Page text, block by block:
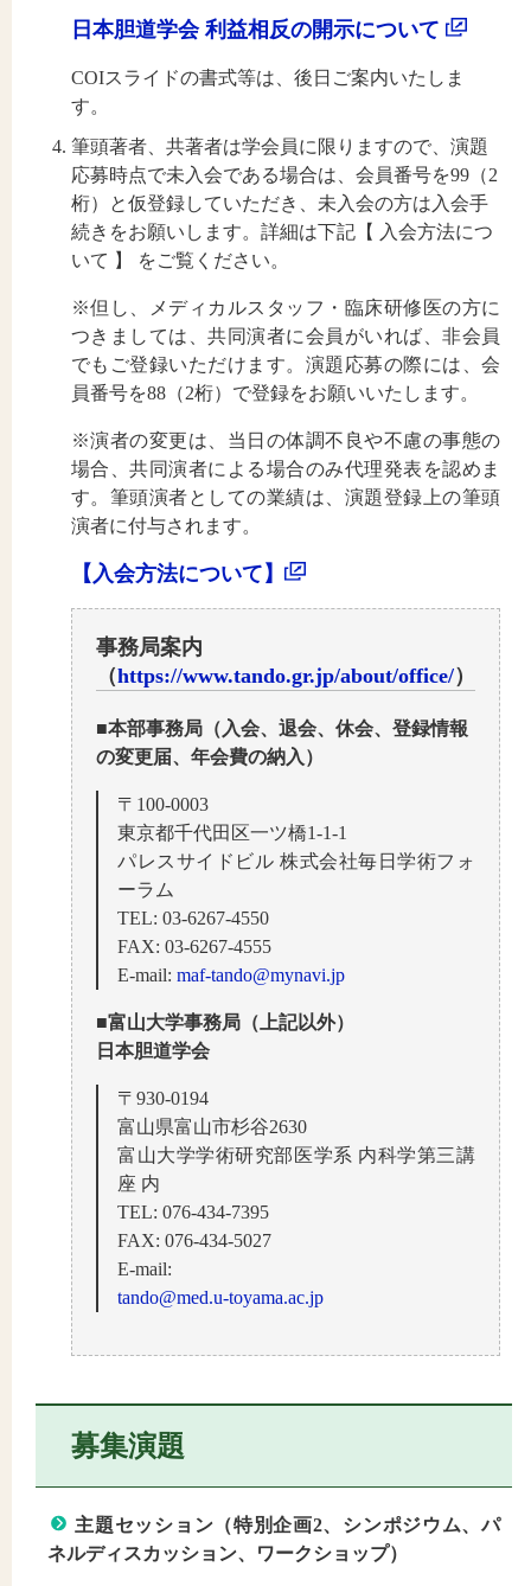
日本胆道学会 利益相反の開示について
COIスライドの書式等は、後日ご案内いたしま
す。
筆頭著者、共著者は学会員に限りますので、演題
応募時点で未入会である場合は、会員番号を99（2
桁）と仮登録していただき、未入会の方は入会手
続きをお願いします。詳細は下記【 入会方法につ
いて 】 をご覧ください。
※但し、メディカルスタッフ・臨床研修医の方に
つきましては、共同演者に会員がいれば、非会員
でもご登録いただけます。演題応募の際には、会
員番号を88（2桁）で登録をお願いいたします。
※演者の変更は、当日の体調不良や不慮の事態の
場合、共同演者による場合のみ代理発表を認めま
す。筆頭演者としての業績は、演題登録上の筆頭
演者に付与されます。
【入会方法について】
事務局案内
（https://www.tando.gr.jp/about/office/）
■本部事務局（入会、退会、休会、登録情報
の変更届、年会費の納入）
〒100-0003
東京都千代田区一ツ橋1-1-1
パレスサイドビル 株式会社毎日学術フォ
ーラム
TEL: 03-6267-4550
FAX: 03-6267-4555
E-mail: maf-tando@mynavi.jp
■富山大学事務局（上記以外）
日本胆道学会
〒930-0194
富山県富山市杉谷2630
富山大学学術研究部医学系 内科学第三講
座 内
TEL: 076-434-7395
FAX: 076-434-5027
E-mail:
tando@med.u-toyama.ac.jp
募集演題
主題セッション（特別企画2、シンポジウム、パ
ネルディスカッション、ワークショップ）